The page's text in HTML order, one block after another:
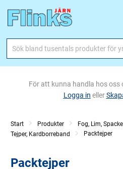
För att kunna handla hos oss
Logga in eller
Start Produkter
Fog, Lim,
Tejper, Kardborreband
Packtejper
Packtejper